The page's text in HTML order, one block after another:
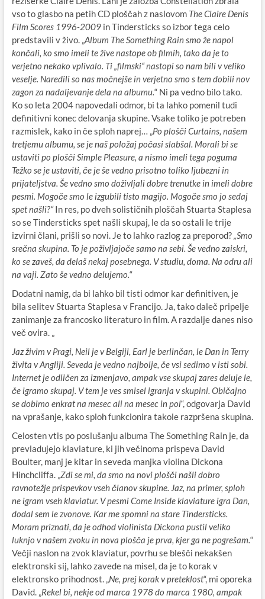
vso to glasbo na petih CD ploščah z naslovom The Claire Denis
Film Scores 1996-2009 in Tindersticks so izbor tega celo
predstavili v živo. „Album The Something Rain smo že napol
končali, ko smo imeli te žive nastope ob filmih, tako da je to
verjetno nekako vplivalo. Ti „filmski“ nastopi so nam bili v veliko
veselje. Naredili so nas močnejše in verjetno smo s tem dobili nov
zagon za nadaljevanje dela na albumu.“ Ni pa vedno bilo tako.
Ko so leta 2004 napovedali odmor, bi ta lahko pomenil tudi
definitivni konec delovanja skupine. Vsake toliko je potreben
razmislek, kako in če sploh naprej… „Po plošči Curtains, našem
tretjemu albumu, se je naš položaj počasi slabšal. Morali bi se
ustaviti po plošči Simple Pleasure, a nismo imeli tega poguma
Težko se je ustaviti, če je še vedno prisotno toliko ljubezni in
prijateljstva. Še vedno smo doživljali dobre trenutke in imeli dobre
pesmi. Mogoče smo le izgubili tisto magijo. Mogoče smo jo sedaj
spet našli?“In res, po dveh solističnih ploščah Stuarta Staplesa
so se Tindersticks spet našli skupaj, le da so ostali le trije
izvirni člani, prišli so novi. Je to lahko razlog za preporod?„Smo
srečna skupina. To je poživljajoče samo na sebi. Še vedno zaiskri,
ko se zaveš, da delaš nekaj posebnega. V studiu, doma. Na odru ali
na vaji. Zato še vedno delujemo.“
Dodatni namig, da bi lahko bil tisti odmor kar definitiven, je
bila selitev Stuarta Staplesa v Francijo. Ja, tako daleč pripelje
zanimanje za francosko literaturo in film. A razdalje danes niso
več ovira. „
Jaz živim v Pragi, Neil je v Belgiji, Earl je berlinčan, le Dan in Terry
živita v Angliji. Seveda je vedno najbolje, če vsi sedimo v isti sobi.
Internet je odličen za izmenjavo, ampak vse skupaj zares deluje le,
če igramo skupaj. V tem je ves smisel igranja v skupini. Običajno
se dobimo enkrat na mesec ali na mesec in pol“, odgovarja David
na vprašanje, kako sploh funkcionira takole razpršena skupina.
Celosten vtis po poslušanju albuma The Something Rain je, da
prevladujejo klaviature, ki jih večinoma prispeva David
Boulter, manj je kitar in seveda manjka violina Dickona
Hinchcliffa. „Zdi se mi, da smo na novi plošči našli dobro
ravnotežje prispevkov vseh članov skupine. Jaz, na primer, sploh
ne igram vseh klaviatur. V pesmi Come Inside klaviature igra Dan,
dodal sem le zvonove. Kar me spomni na stare Tindersticks.
Moram priznati, da je odhod violinista Dickona pustil veliko
luknjo v našem zvoku in nova plošča je prva, kjer ga ne pogrešam.“
Večji naslon na zvok klaviatur, povrhu se blešči nekakšen
elektronski sij, lahko zavede na misel, da je to korak v
elektronsko prihodnost. „Ne, prej korak v preteklost“, mi oporeka
David. „Rekel bi, nekje od marca 1978 do marca 1980, ampak